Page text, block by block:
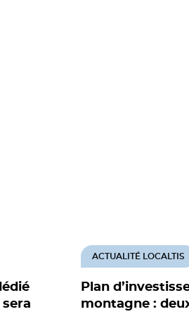
Plan
montagne :
ACTUALITÉ LOCALTIS